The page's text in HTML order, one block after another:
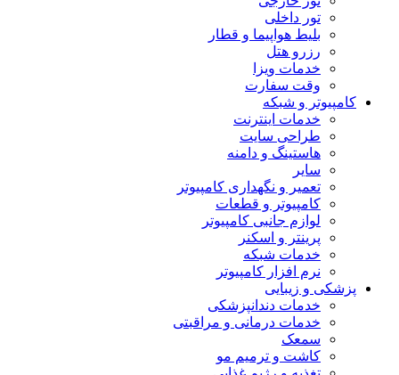
تور داخلی
بلیط هواپیما و قطار
رزرو هتل
خدمات ویزا
وقت سفارت
کامپیوتر و شبکه
خدمات اینترنت
طراحی سایت
هاستینگ و دامنه
سایر
تعمیر و نگهداری کامپیوتر
کامپیوتر و قطعات
لوازم جانبی کامپیوتر
پرینتر و اسکنر
خدمات شبکه
نرم افزار کامپیوتر
پزشکی و زیبایی
خدمات دندانپزشکی
خدمات درمانی و مراقبتی
سمعک
کاشت و ترمیم مو